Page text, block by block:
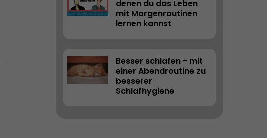
denen du das Leben
mit Morgenroutinen
lernen kannst
Besser schlafen - mit
einer Abendroutine zu
besserer
Schlafhygiene